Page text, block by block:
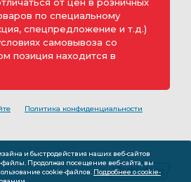
по специальному
спецпредложение и т.д.)
самовывоза со
позиция находится в
Политика конфиденциальности
Все права на
«Румоторс». Не является
и быстродействия наших веб-сайтов
файлы. Продолжая посещение веб-сайта, вы
cookie-файлов. Подробнее о cookie-